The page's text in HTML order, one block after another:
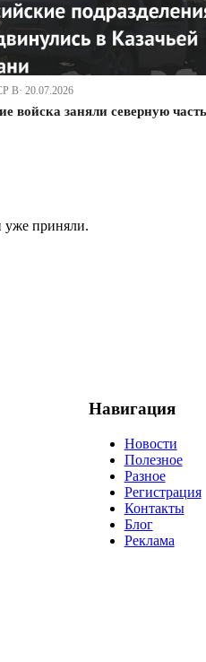
В· 20.07.2026
войска заняли северную
уже приняли.
Навигация
Новости
Полезное
Разное
Регистрация
Контакты
Блог
Реклама